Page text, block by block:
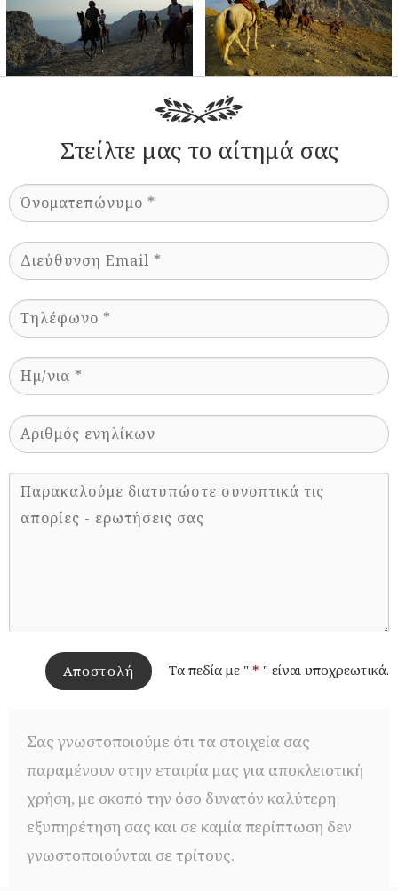
Στείλτε μας το αίτημά σας
Αποστολή Τα πεδία με " * " είναι υποχρεωτικά.
Σας γνωστοποιούμε ότι τα στοιχεία σας
παραμένουν στην εταιρία μας για αποκλειστική
χρήση, με σκοπό την όσο δυνατόν καλύτερη
εξυπηρέτηση σας και σε καμία περίπτωση δεν
γνωστοποιούνται σε τρίτους.